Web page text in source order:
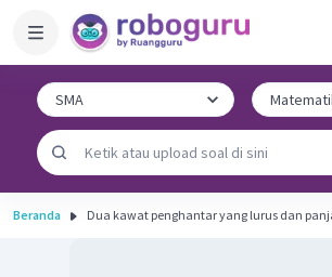
Beranda Dua kawat penghantar yang lurus dan